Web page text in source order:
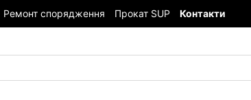
Ремонт спорядження Прокат SUP Контакти